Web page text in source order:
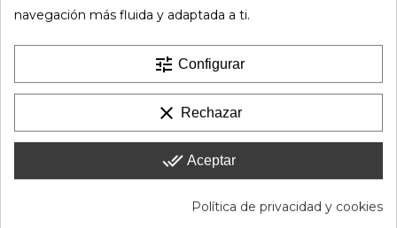
navegación más fluida y adaptada a ti.
tune Configurar
clear Rechazar
done_all Aceptar
Política de privacidad y cookies